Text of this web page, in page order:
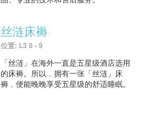
丝涟床褥
位置: L3 8 - 9
「丝涟」在海外一直是五星级酒店选用
的床褥。所以﹐拥有一张「丝涟」床
褥﹐便能晚晚享受五星级的舒适睡眠。